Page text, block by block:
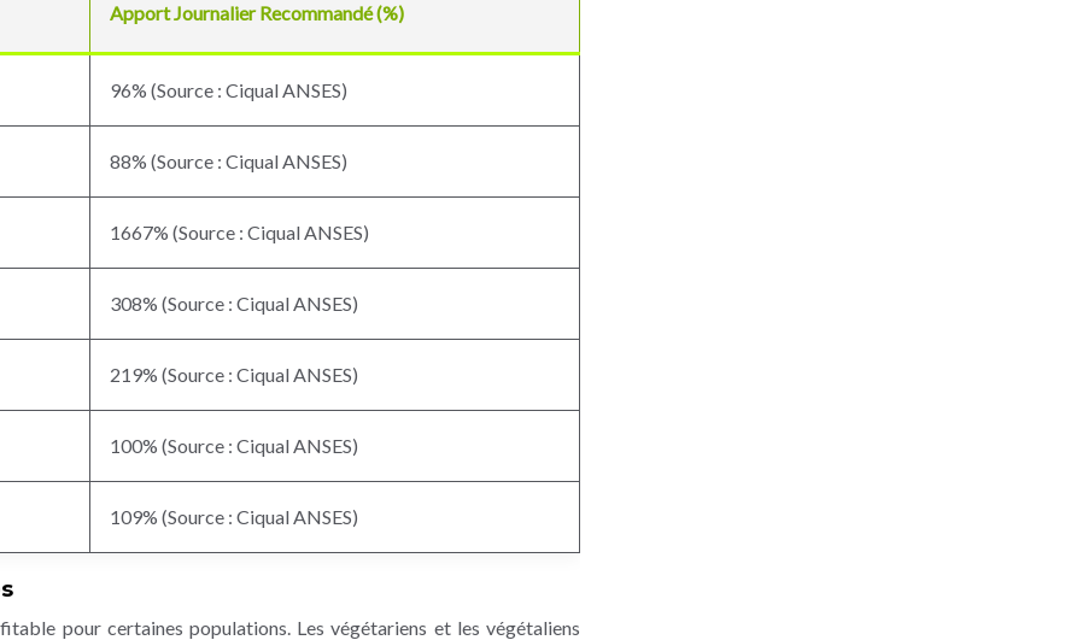
Apport Journalier Recommandé (%)
96% (Source : Ciqual ANSES)
88% (Source : Ciqual ANSES)
1667% (Source : Ciqual ANSES)
308% (Source : Ciqual ANSES)
219% (Source : Ciqual ANSES)
100% (Source : Ciqual ANSES)
109% (Source : Ciqual ANSES)
pour certaines populations. Les végétariens et les végétaliens